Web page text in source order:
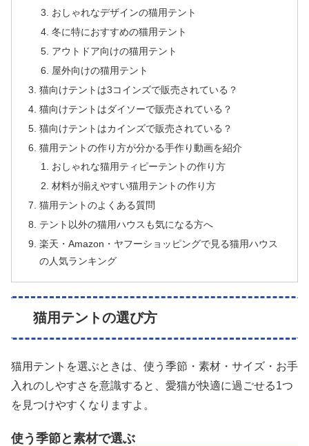
おしゃれなデザインの猫用テント
冬に特におすすめの猫用テント
アウトドア向けの猫用テント
屋外向けの猫用テント
猫向けテントは3コインズで販売されている？
猫向けテントはダイソーで販売されている？
猫向けテントはカインズで販売されている？
猫用テントの作り方が分かる手作り動画を紹介
おしゃれな猫用ティピーテントの作り方
材料が揃えやすい猫用テントの作り方
猫用テントのよくある質問
テント以外の猫用ハウスも気になる方へ
楽天・Amazon・ヤフーショッピングで見る猫用ハウス
の人気ランキング
猫用テントの選び方
猫用テントを選ぶときは、使う季節・素材・サイズ・お手
入れのしやすさを意識すると、愛猫が快適に過ごせる1つ
を見つけやすくなりますよ。
使う季節と素材で選ぶ